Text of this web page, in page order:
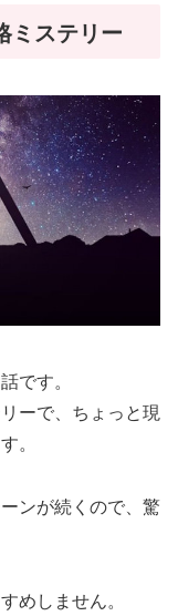
ミステリー
です。
ーで、ちょっと現
。
ンが続くので、驚
めしません。